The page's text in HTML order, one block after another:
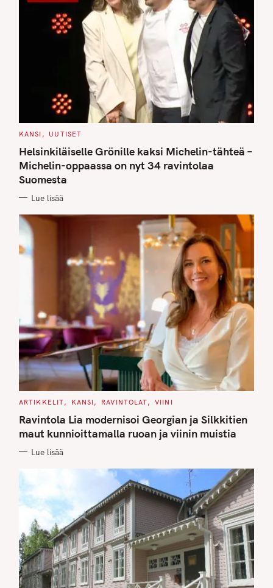
C
T
E
G
O
R
I
S
KANSI UUTISET
Helsinkiläiselle Grönille kaksi Michelin-tähteä –
Michelin-oppaassa on nyt 34 ravintolaa
Suomesta
Lue lisää
C
T
E
G
O
I
ARTIKKELIT KANSI RAVINTOLAT VIINI
Ravintola Lia modernisoi Georgian ja Silkkitien
maut kunnioittamalla ruoan ja viinin muistia
Lue lisää